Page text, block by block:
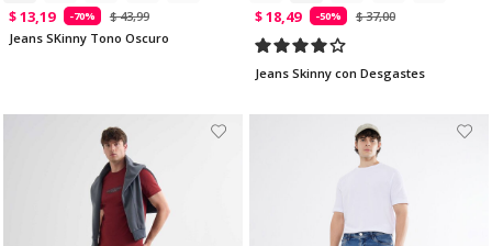
$ 13,19 -70%
$ 43,99
Jeans SKinny Tono Oscuro
$ 18,49 -50% $ 37,00
Jeans Skinny con Desgastes